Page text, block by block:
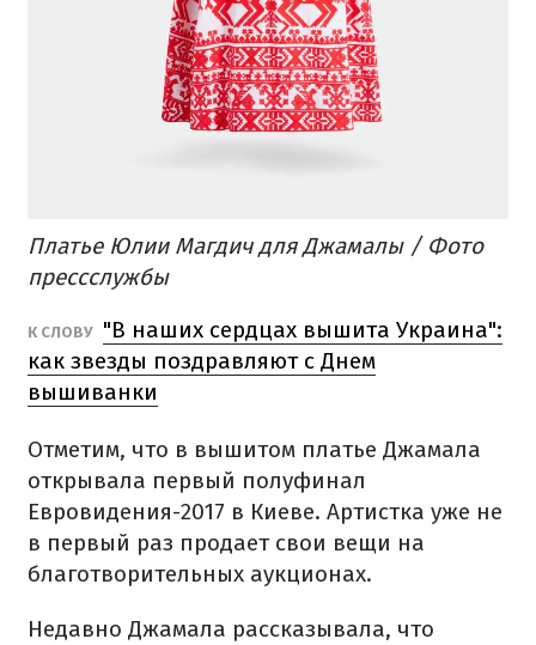
Платье Юлии Магдич для Джамалы / Фото
прессслужбы
К СЛОВУ "В наших сердцах вышита Украина":
как звезды поздравляют с Днем
вышиванки
Отметим, что в вышитом платье Джамала
открывала первый полуфинал
Евровидения-2017 в Киеве. Артистка уже не
в первый раз продает свои вещи на
благотворительных аукционах.
Недавно Джамала рассказывала, что